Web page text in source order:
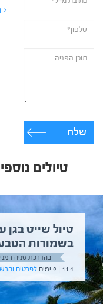
שלח
<
טיולים
טיול שייט בגן
בשמורות
בהדרכת טניה
11.4 | 9 ימים
לפרטים